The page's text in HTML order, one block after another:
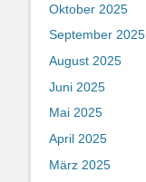
Oktober 2025
September 2025
August 2025
Juni 2025
Mai 2025
April 2025
März 2025